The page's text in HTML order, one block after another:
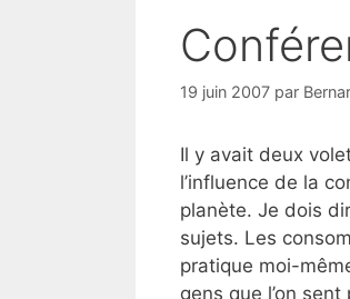
19 juin 2007 par
Il y avait deux
l’influence de la
planète. Je dois
sujets. Les
pratique moi-
gens que l’on